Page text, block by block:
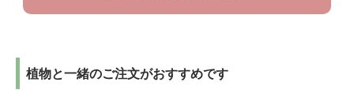
植物と一緒のご注文がおすすめです